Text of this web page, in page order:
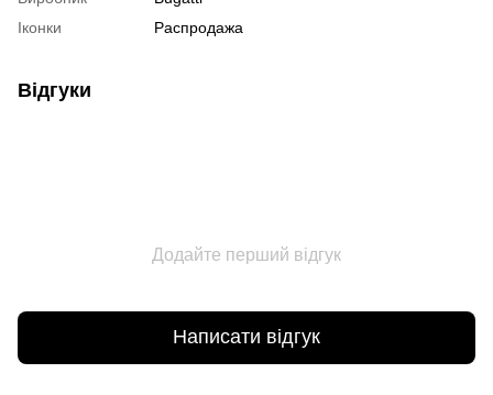
Іконки
Распродажа
Відгуки
Додайте перший відгук
Написати відгук